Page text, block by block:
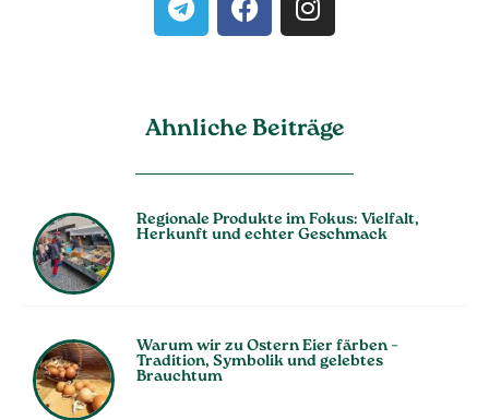
Ahnliche Beiträge
Regionale Produkte im Fokus: Vielfalt,
Herkunft und echter Geschmack
Warum wir zu Ostern Eier färben –
Tradition, Symbolik und gelebtes
Brauchtum